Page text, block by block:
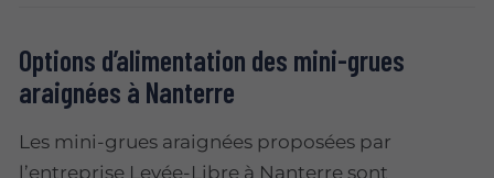
Options d’alimentation des mini-grues
araignées à Nanterre
Les mini-grues araignées proposées par
l’entreprise Levée-Libre à Nanterre sont